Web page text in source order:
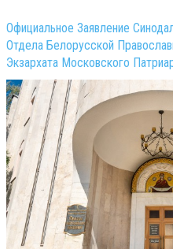
Официальное Заявление
Отдела Белорусской
Экзархата Московского